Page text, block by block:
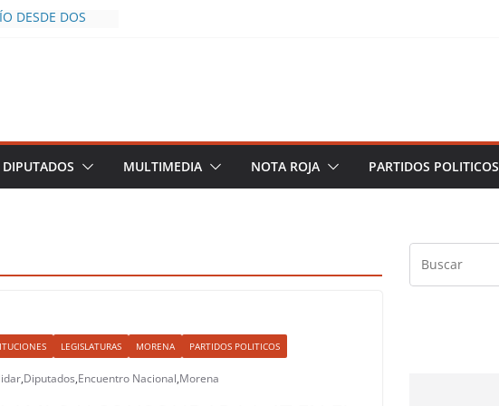
DESDE DOS
AL INFLUENCER
EN
A LAS
TERMINA
DEL PLAN
DIPUTADOS MULTIMEDIA NOTA ROJA PARTIDOS POLITICOS
LEGISLATURAS MORENA PARTIDOS POLITICOS
,Diputados,Encuentro Nacional,Morena